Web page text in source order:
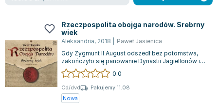
Rzeczpospolita obojga narodów. Srebrny
wiek
Aleksandria, 2018
Paweł Jasienica
Gdy Zygmunt II August odszedł bez potomstwa,
zakończyło się panowanie Dynastii Jagiellonów i
rozpoczął nowy rozdział w historii. "...
0.0
Cd/dvd
Pakujemy 11.08
Nowa